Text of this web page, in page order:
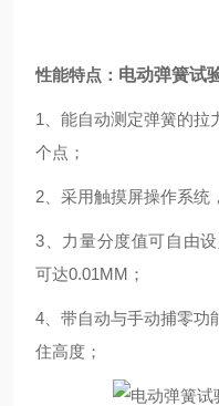
性能特点： 电动弹簧试
1、能自动测定弹簧的拉
个点；
2、采用触摸屏操作系统
3、力量分度值可自由
可达0.01MM；
4、带自动与手动捕零功
住高度；